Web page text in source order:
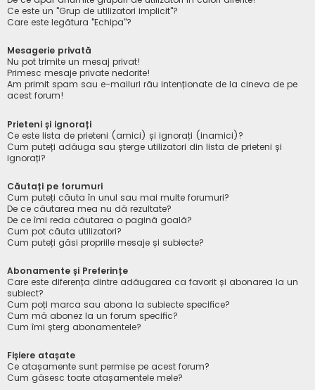
Ce este un "Grup de utilizatori implicit"?
Care este legătura "Echipa"?
Mesagerie privată
Nu pot trimite un mesaj privat!
Primesc mesaje private nedorite!
Am primit spam sau e-mailuri rău intenționate de la cineva de pe
acest forum!
Prieteni și ignorați
Ce este lista de prieteni (amici) și ignorați (inamici)?
Cum puteți adăuga sau șterge utilizatori din lista de prieteni și
ignorați?
Căutați pe forumuri
Cum puteți căuta în unul sau mai multe forumuri?
De ce căutarea mea nu dă rezultate?
De ce îmi reda căutarea o pagină goală?
Cum pot căuta utilizatori?
Cum puteți găsi propriile mesaje și subiecte?
Abonamente și Preferințe
Care este diferența dintre adăugarea ca favorit și abonarea la un
subiect?
Cum poți marca sau abona la subiecte specifice?
Cum mă abonez la un forum specific?
Cum îmi șterg abonamentele?
Fișiere atașate
Ce atașamente sunt permise pe acest forum?
Cum găsesc toate atașamentele mele?